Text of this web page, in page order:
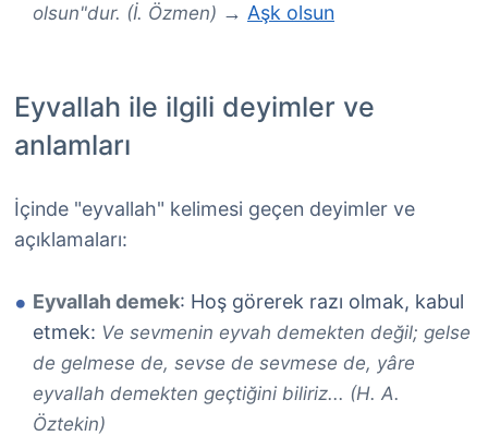
olsun"dur. (İ. Özmen) → Aşk olsun
Eyvallah ile ilgili deyimler ve
anlamları
İçinde "eyvallah" kelimesi geçen deyimler ve
açıklamaları:
Eyvallah demek: Hoş görerek razı olmak, kabul
etmek: Ve sevmenin eyvah demekten değil; gelse
de gelmese de, sevse de sevmese de, yâre
eyvallah demekten geçtiğini biliriz... (H. A.
Öztekin)